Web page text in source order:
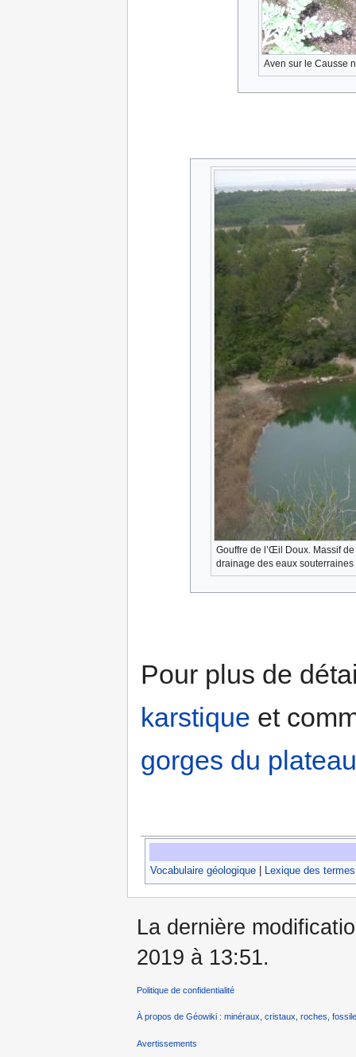
Aven sur le Causse
Gouffre de l’Œil Doux. Massif
drainage des eaux
Pour plus de
karstique et
gorges du
Vocabulaire géologique Lexique des
La dernière
2019 à 13:51.
Politique de confidentialité
À propos de Géowiki : minéraux, cristaux, roches,
Avertissements